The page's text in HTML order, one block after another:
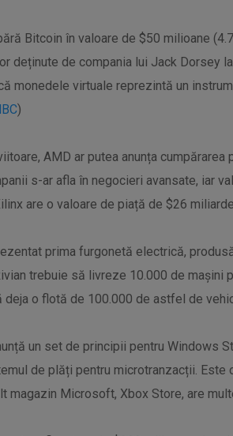
Bitcoin în valoare de $50 milioane
deținute de compania lui Jack Dorsey
monedele virtuale reprezintă un
)
AMD ar putea anunța
s-ar afla în negocieri avansate, iar
are o valoare de piață de $26
prima furgonetă electrică,
trebuie să livreze 10.000 de mașini
deja o flotă de 100.000 de astfel de
un set de principii pentru Windows
de plăți pentru microtranzacții.
magazin Microsoft, Xbox Store, are